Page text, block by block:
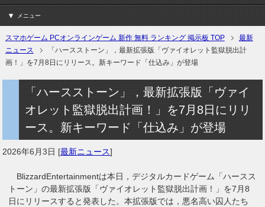
メニュー
スマホゲーム PCオンラインゲーム 新作 無料 ランキング 掲示板 TOP
最新
ニュース
「ハースストーン」，最新拡張版「ヴァイオレット監獄脱出計
画！」を7月8日にリリース。新キーワード「仕込み」が登場
「ハースストーン」，最新拡張版「ヴァイ
オレット監獄脱出計画！」を7月8日にリリ
ース。新キーワード「仕込み」が登場
2026年6月3日 [最新ニュース]
BlizzardEntertainmentは本日，デジタルカードゲーム「ハースス
トーン」の最新拡張版「ヴァイオレット監獄脱出計画！」を7月8
日にリリースすると発表した。本拡張版では，悪名高い囚人たち